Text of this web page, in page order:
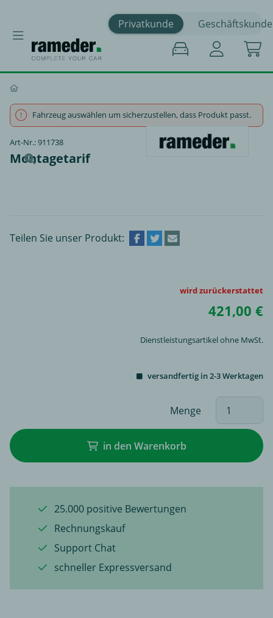
Privatkunde Geschäftskunde
Fahrzeug auswählen um sicherzustellen, dass Produkt passt.
Art-Nr.: 911738
Montagetarif
Teilen Sie unser Produkt:
wird zurückerstattet
421,00 €
Dienstleistungsartikel ohne MwSt.
versandfertig in 2-3 Werktagen
Menge
in den Warenkorb
25.000 positive Bewertungen
Rechnungskauf
Support Chat
schneller Expressversand